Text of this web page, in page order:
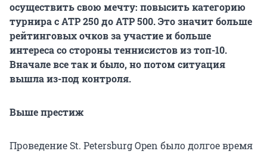
осуществить свою мечту: повысить категорию
турнира с ATP 250 до ATP 500. Это значит больше
рейтинговых очков за участие и больше
интереса со стороны теннисистов из топ-10.
Вначале все так и было, но потом ситуация
вышла из-под контроля.
Выше престиж
Проведение St. Petersburg Open было долгое время